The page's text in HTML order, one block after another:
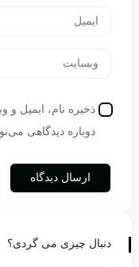
ذخیره نام، ایمیل
دوباره دیدگاهی
دنبال چیزی می گردی؟